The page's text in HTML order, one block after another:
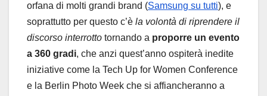
orfana di molti grandi brand (Samsung su tutti), e
soprattutto per questo c’è la volontà di riprendere il
discorso interrotto tornando a proporre un evento
a 360 gradi, che anzi quest’anno ospiterà inedite
iniziative come la Tech Up for Women Conference
e la Berlin Photo Week che si affiancheranno a